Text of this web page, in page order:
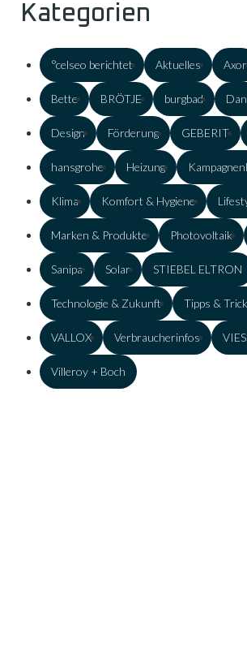
Kategorien
°celseo berichtet Aktuelles Axor
Bette BRÖTJE burgbad
Design Förderung GEBERIT
hansgrohe Heizung
Klima Komfort & Hygiene
Marken & Produkte Photovoltaik
Sanipa Solar STIEBEL ELTRON
Technologie & Zukunft Tipps &
VALLOX Verbraucherinfos
Villeroy + Boch